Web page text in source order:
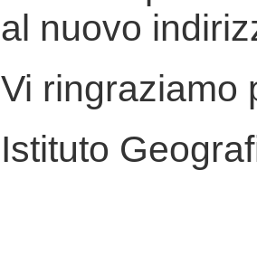
al nuovo
Vi ringraziamo
Istituto